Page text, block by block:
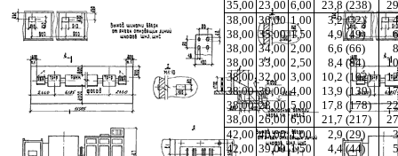
35,00 23,00 6,00 23,8 (238)
38,00 36,00 1,00 3,2 (32)
38,00 35,00 1,50 4,9 (49)
38,00 34,00 2,00 6,6 (66)
38,00 33,00 2,50 8,4 (84)
38,00 32,00 3,00 10,2 (102)
38,00 30,00 4,00 13,9 (139)
38,00 28,00 5,00 17,8 (178)
38,00 26,00 6,00 21,7 (217)
42,00 40,00 1,00 2,9 (29)
42,00 39,00 1,50 4,4 (44)